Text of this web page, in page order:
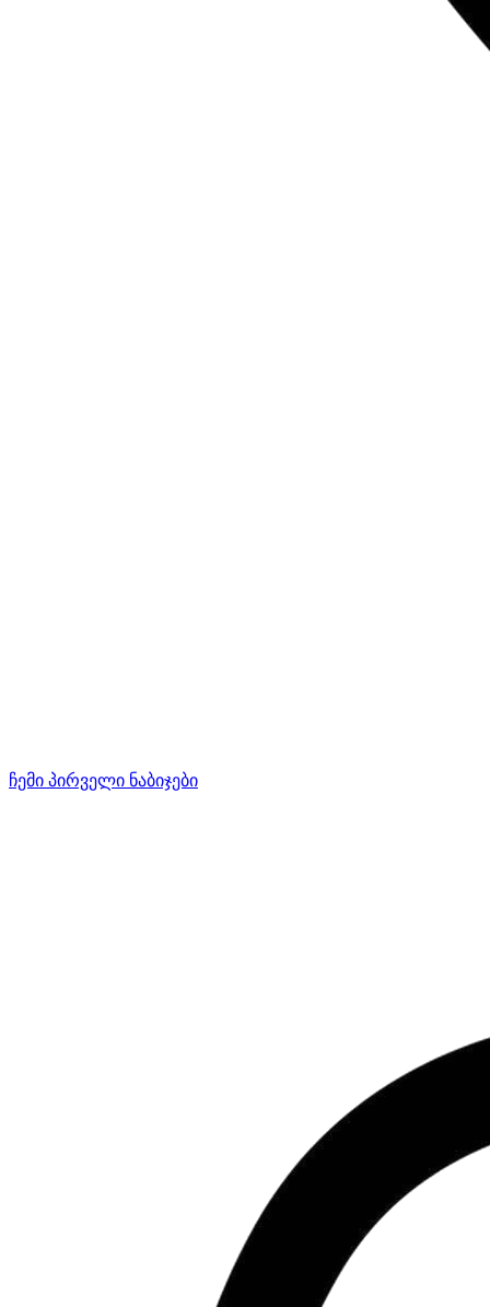
ჩემი პირველი ნაბიჯები